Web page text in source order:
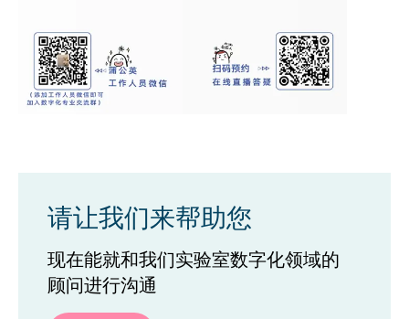
请让我们来帮助您
现在能就和我们实验室数字化领域的
顾问进行沟通